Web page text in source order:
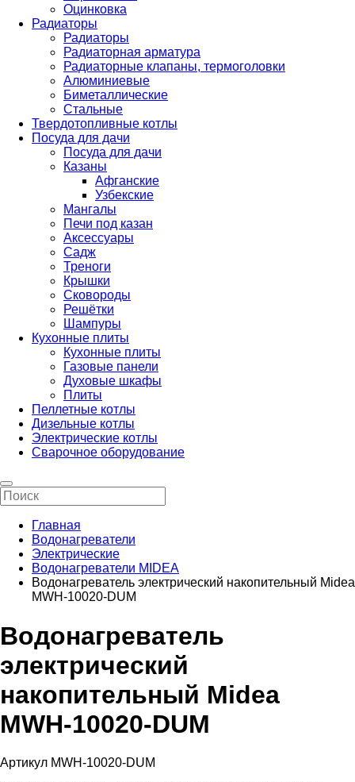
Оцинковка
Радиаторы
Радиаторы
Радиаторная арматура
Радиаторные клапаны, термоголовки
Алюминиевые
Биметаллические
Стальные
Твердотопливные котлы
Посуда для дачи
Посуда для дачи
Казаны
Афганские
Узбекские
Мангалы
Печи под казан
Аксессуары
Садж
Треноги
Крышки
Сковороды
Решётки
Шампуры
Кухонные плиты
Кухонные плиты
Газовые панели
Духовые шкафы
Плиты
Пеллетные котлы
Дизельные котлы
Электрические котлы
Сварочное оборудование
Главная
Водонагреватели
Электрические
Водонагреватели MIDEA
Водонагреватель электрический накопительный Midea
MWH-10020-DUM
Водонагреватель
электрический
накопительный Midea
MWH-10020-DUM
Артикул MWH-10020-DUM